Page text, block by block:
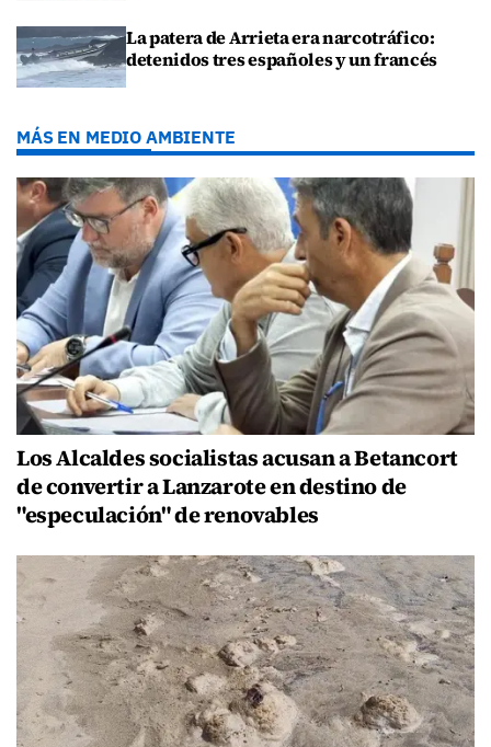
La patera de Arrieta era narcotráfico:
detenidos tres españoles y un francés
MÁS EN MEDIO AMBIENTE
Los Alcaldes socialistas acusan a Betancort
de convertir a Lanzarote en destino de
"especulación" de renovables